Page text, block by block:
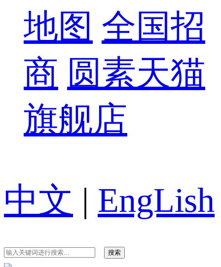
地图 全国招
商 圆素天猫
旗舰店
中文 | EngLish